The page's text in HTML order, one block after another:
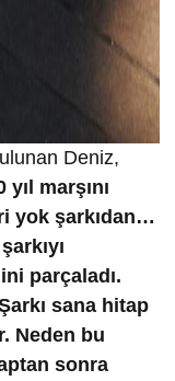
Deniz,
marşını
yok şarkıdan…
parçaladı.
sana hitap
Neden bu
sonra